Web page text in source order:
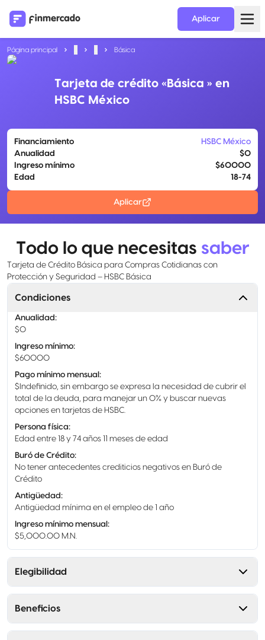
Aplicar
Página principal Básica
Tarjeta de crédito «Básica » en
HSBC México
Financiamiento
HSBC México
Anualidad
$0
Ingreso mínimo
$60000
Edad
18-74
Aplicar
Todo lo que necesitas saber
Tarjeta de Crédito Básica para Compras Cotidianas con
Protección y Seguridad – HSBC Básica
Condiciones
Anualidad:
$0
Ingreso mínimo:
$60000
Pago mínimo mensual :
$Indefinido, sin embargo se expresa la necesidad de cubrir el
total de la deuda, para manejar un 0% y buscar nuevas
opciones en tarjetas de HSBC.
Persona física:
Edad entre 18 y 74 años 11 meses de edad
Buró de Crédito:
No tener antecedentes crediticios negativos en Buró de
Crédito
Antigüedad:
Antigüedad mínima en el empleo de 1 año
Ingreso mínimo mensual :
$5,000.00 M.N.
Elegibilidad
Beneficios